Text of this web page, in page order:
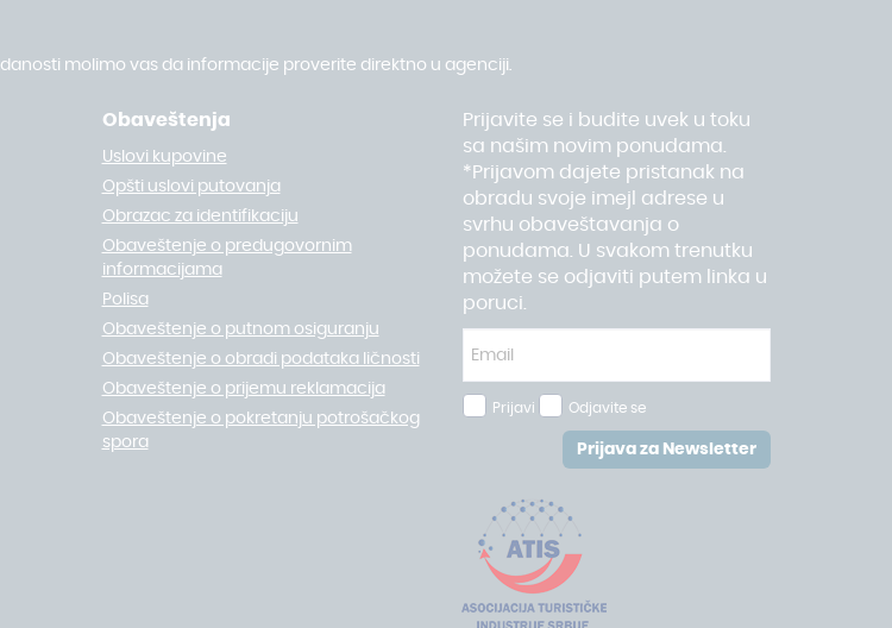
molimo vas da informacije proverite direktno u agenciji.
Obaveštenja
Uslovi kupovine
Opšti uslovi putovanja
Obrazac za identifikaciju
Obaveštenje o predugovornim
informacijama
Polisa
Obaveštenje o putnom osiguranju
Obaveštenje o obradi podataka ličnosti
Obaveštenje o prijemu reklamacija
Obaveštenje o pokretanju potrošačkog
spora
Prijavite se i budite uvek u toku
sa našim novim ponudama.
*Prijavom dajete pristanak na
obradu svoje imejl adrese u
svrhu obaveštavanja o
ponudama. U svakom trenutku
možete se odjaviti putem linka u
poruci.
Prijavi Odjavite se
Prijava za Newsletter